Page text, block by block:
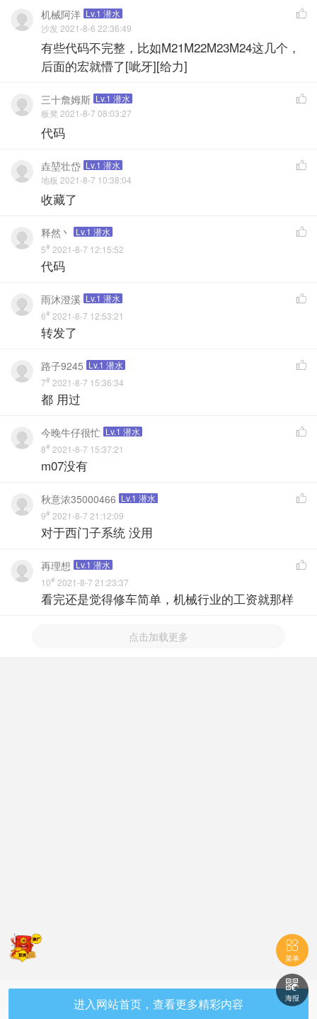

机械阿洋 Lv.1 潜水
沙发 2021-8-6 22:36:49
有些代码不完整，比如M21M22M23M24这几个，
后面的宏就懵了[呲牙][给力]

三十詹姆斯 Lv.1 潜水
板凳 2021-8-7 08:03:27
代码

垚堃壮岱 Lv.1 潜水
地板 2021-8-7 10:38:04
收藏了

释然丶
Lv.1 潜水
5# 2021-8-7 12:15:52
代码

雨沐澄溪 Lv.1 潜水
6# 2021-8-7 12:53:21
转发了

路子9245 Lv.1 潜水
7# 2021-8-7 15:36:34
都 用过

今晚牛仔很忙 Lv.1 潜水
8# 2021-8-7 15:37:21
m07没有

秋意浓35000466 Lv.1 潜水
9# 2021-8-7 21:12:09
对于西门子系统 没用

再理想 Lv.1 潜水
10# 2021-8-7 21:23:37
看完还是觉得修车简单，机械行业的工资就那样
点击加载更多
进入网站首页，查看更多精彩内容

菜单

海报